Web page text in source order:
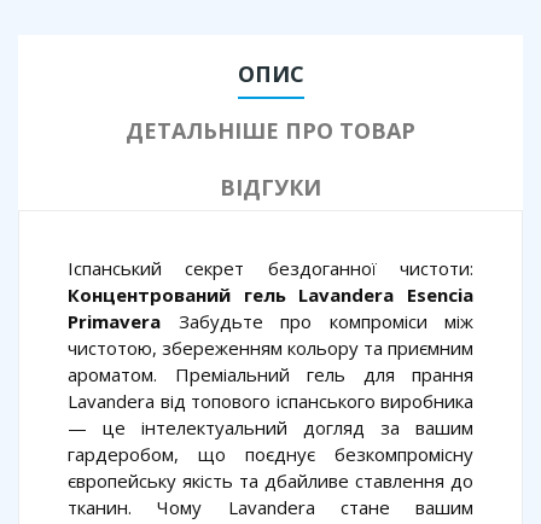
ОПИС
ДЕТАЛЬНІШЕ ПРО ТОВАР
ВІДГУКИ
Іспанський секрет бездоганної чистоти:
Концентрований гель Lavandera Esencia
Primavera Забудьте про компроміси між
чистотою, збереженням кольору та приємним
ароматом. Преміальний гель для прання
Lavandera від топового іспанського виробника
— це інтелектуальний догляд за вашим
гардеробом, що поєднує безкомпромісну
європейську якість та дбайливе ставлення до
тканин. Чому Lavandera стане вашим